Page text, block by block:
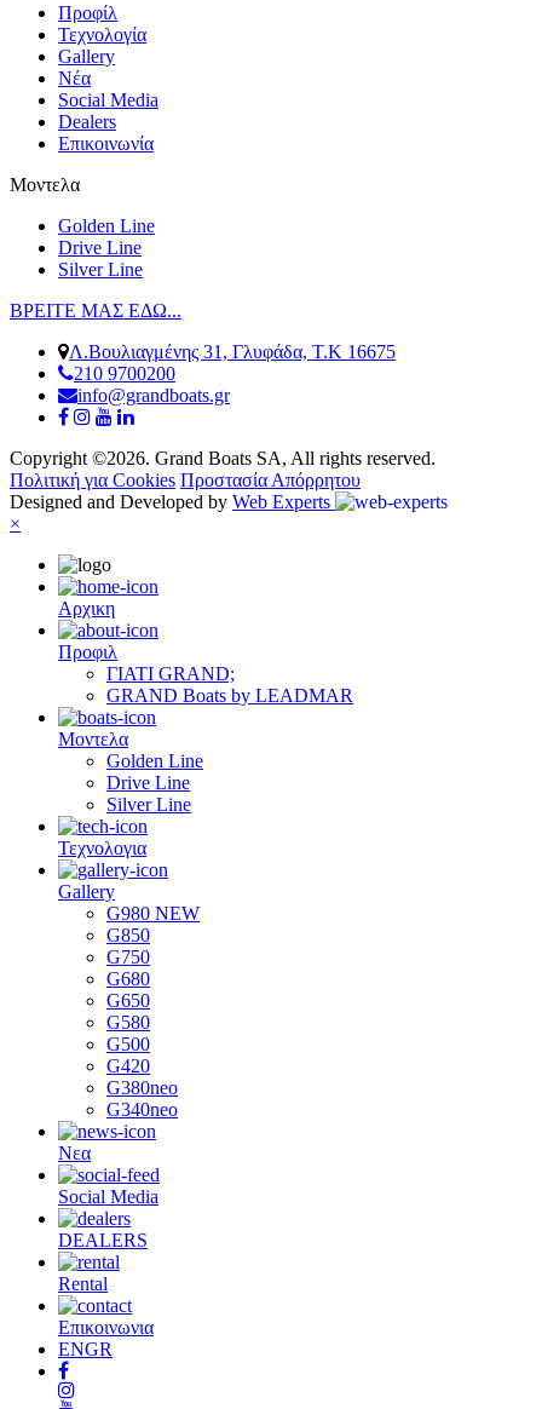
Προφίλ
Τεχνολογία
Gallery
Νέα
Social Media
Dealers
Επικοινωνία
Μοντελα
Golden Line
Drive Line
Silver Line
ΒΡΕΙΤΕ ΜΑΣ ΕΔΩ...
Λ.Βουλιαγμένης 31, Γλυφάδα, Τ.Κ 16675
210 9700200
info@grandboats.gr
Copyright ©2026. Grand Boats SA, All rights reserved.
Πολιτική για Cookies Προστασία Απόρρητου
Designed and Developed by Web Experts
×
Αρχικη
Προφιλ
ΓΙΑΤΙ GRAND;
GRAND Boats by LEADMAR
Μοντελα
Golden Line
Drive Line
Silver Line
Τεχνολογια
Gallery
G980 NEW
G850
G750
G680
G650
G580
G500
G420
G380neo
G340neo
Νεα
Social Media
DEALERS
Rental
Επικοινωνια
ENGR